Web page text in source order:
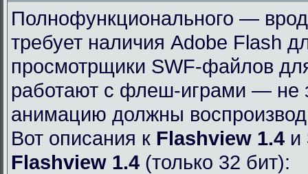
Полнофункционального —
требует наличия Adobe Flash
просмотрщики SWF-файлов
работают с флеш-играми —
анимацию должны
Вот описания к Flashview 1.4 и
Flashview 1.4 (только 32 бит):